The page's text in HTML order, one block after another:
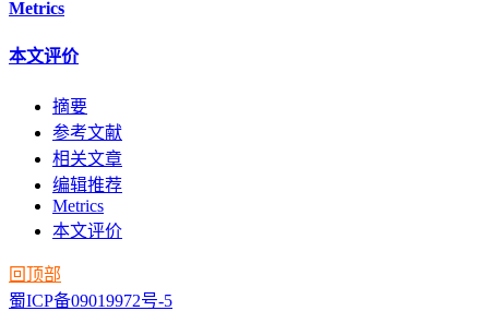
Metrics
本文评价
摘要
参考文献
相关文章
编辑推荐
Metrics
本文评价
回顶部
蜀ICP备09019972号-5